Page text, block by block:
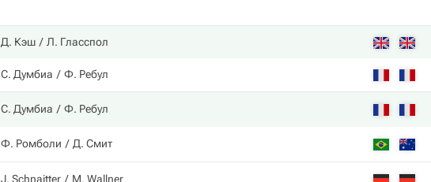
Д. Кэш Л. Гласспол
С. Думбиа Ф. Ребул
С. Думбиа Ф. Ребул
Ф. Ромболи Д. Смит
J. Schnaitter M. Wallner